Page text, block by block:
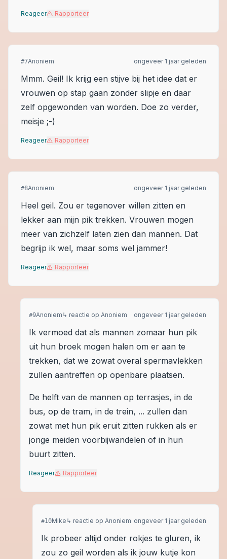
Reageer Rapporteer
#7Anoniem ongeveer 1 jaar geleden
Mmm. Geil! Ik krijg een stijve bij het idee dat er
vrouwen op stap gaan zonder slipje en daar
zelf opgewonden van worden. Doe zo verder,
meisje ;-)
Reageer Rapporteer
#8Anoniem ongeveer 1 jaar geleden
Heel geil. Zou er tegenover willen zitten en
lekker aan mijn pik trekken. Vrouwen mogen
meer van zichzelf laten zien dan mannen. Dat
begrijp ik wel, maar soms wel jammer!
Reageer Rapporteer
#9Anoniem ↳ reactie op Anoniem ongeveer 1 jaar geleden
Ik vermoed dat als mannen zomaar hun pik
uit hun broek mogen halen om er aan te
trekken, dat we zowat overal spermavlekken
zullen aantreffen op openbare plaatsen.
De helft van de mannen op terrasjes, in de
bus, op de tram, in de trein, ... zullen dan
zowat met hun pik eruit zitten rukken als er
jonge meiden voorbijwandelen of in hun
buurt zitten.
Reageer Rapporteer
#10Mike ↳ reactie op Anoniem ongeveer 1 jaar geleden
Ik probeer altijd onder rokjes te gluren, ik
zou zo geil worden als ik jouw kutje kon